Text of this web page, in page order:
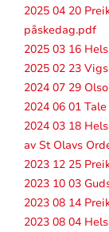
2025 04 20
påskedag.pdf
2025 03 16
2025 02 23
2024 07 29
2024 06 01
2024 03 18
av St Olavs
2023 12 25
2023 10 03
2023 08 14
2023 08 04